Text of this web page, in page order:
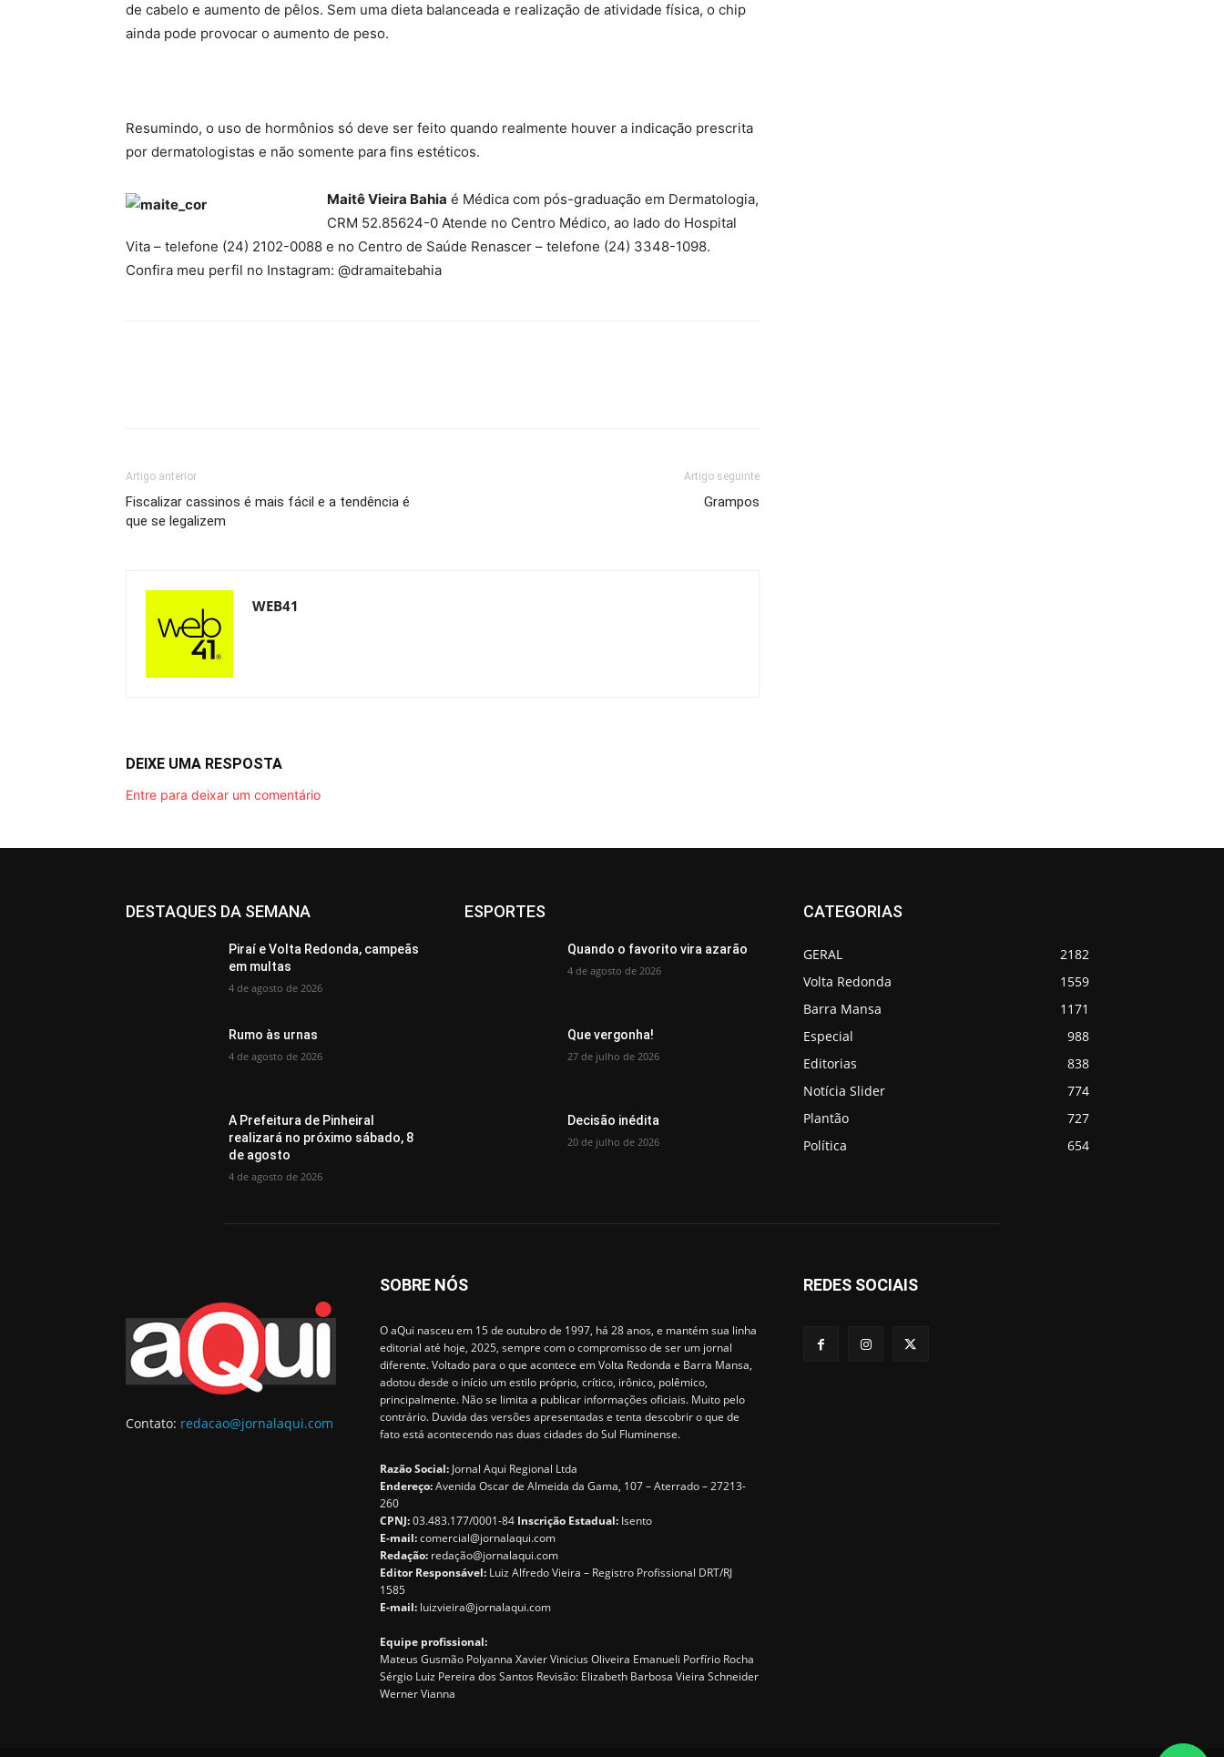
de cabelo e aumento de pêlos. Sem uma dieta balanceada e realização de atividade física, o chip
ainda pode provocar o aumento de peso.
Resumindo, o uso de hormônios só deve ser feito quando realmente houver a indicação prescrita
por dermatologistas e não somente para fins estéticos.
Maitê Vieira Bahia é Médica com pós-graduação em Dermatologia,
CRM 52.85624-0 Atende no Centro Médico, ao lado do Hospital
Vita – telefone (24) 2102-0088 e no Centro de Saúde Renascer – telefone (24) 3348-1098.
Confira meu perfil no Instagram: @dramaitebahia
Artigo anterior
Fiscalizar cassinos é mais fácil e a tendência é
que se legalizem
Artigo seguinte
Grampos
WEB41
DEIXE UMA RESPOSTA
Entre para deixar um comentário
DESTAQUES DA SEMANA
Piraí e Volta Redonda, campeãs
em multas
4 de agosto de 2026
Rumo às urnas
4 de agosto de 2026
A Prefeitura de Pinheiral
realizará no próximo sábado, 8
de agosto
4 de agosto de 2026
ESPORTES
Quando o favorito vira azarão
4 de agosto de 2026
Que vergonha!
27 de julho de 2026
Decisão inédita
20 de julho de 2026
CATEGORIAS
GERAL
2182
Volta Redonda
1559
Barra Mansa
1171
Especial
988
Editorias
838
Notícia Slider
774
Plantão
727
Política
654
Contato: redacao@jornalaqui.com
SOBRE NÓS
O aQui nasceu em 15 de outubro de 1997, há 28 anos, e mantém sua linha
editorial até hoje, 2025, sempre com o compromisso de ser um jornal
diferente. Voltado para o que acontece em Volta Redonda e Barra Mansa,
adotou desde o início um estilo próprio, crítico, irônico, polêmico,
principalmente. Não se limita a publicar informações oficiais. Muito pelo
contrário. Duvida das versões apresentadas e tenta descobrir o que de
fato está acontecendo nas duas cidades do Sul Fluminense.
Razão Social: Jornal Aqui Regional Ltda
Endereço:Avenida Oscar de Almeida da Gama, 107 – Aterrado – 27213-
260
CPNJ:03.483.177/0001-84 Inscrição Estadual: Isento
E-mail:comercial@jornalaqui.com
Redação: redação@jornalaqui.com
Editor Responsável: Luiz Alfredo Vieira – Registro Profissional DRT/RJ
1585
E-mail: luizvieira@jornalaqui.com
Equipe profissional:
Mateus Gusmão Polyanna Xavier Vinicius Oliveira Emanueli Porfírio Rocha
Sérgio Luiz Pereira dos Santos Revisão: Elizabeth Barbosa Vieira Schneider
Werner Vianna
REDES SOCIAIS